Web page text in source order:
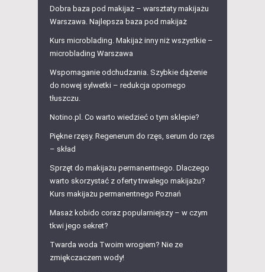
Dobra baza pod makijaż – warsztaty makijażu
Warszawa. Najlepsza baza pod makijaż
Kurs microblading. Makijaż inny niż wszystkie –
microblading Warszawa
Wspomaganie odchudzania. Szybkie dążenie
do nowej sylwetki – redukcja opornego
tłuszczu.
Notino.pl. Co warto wiedzieć o tym sklepie?
Piękne rzęsy. Regenerum do rzęs, serum do rzęs
– skład
Sprzęt do makijażu permanentnego. Dlaczego
warto skorzystać z oferty trwałego makijażu?
Kurs makijażu permanentnego Poznań
Masaż kobido coraz popularniejszy – w czym
tkwi jego sekret?
Twarda woda Twoim wrogiem? Nie ze
zmiękczaczem wody!